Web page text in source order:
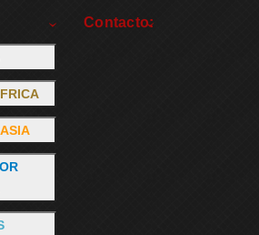
Contacto: